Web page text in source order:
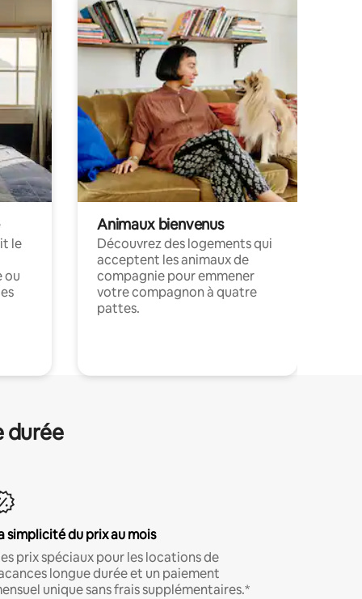
le
ou
Animaux bienvenus
Découvrez des logements qui
acceptent les animaux de
compagnie pour emmener
votre compagnon à quatre
pattes.
durée
simplicité du prix au mois
prix spéciaux pour les locations de
longue durée et un paiement
unique sans frais supplémentaires.*